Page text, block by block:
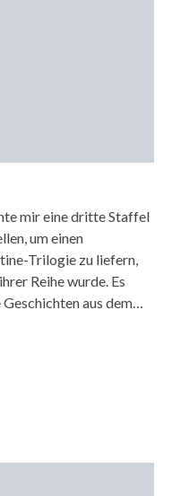
mir eine dritte Staffel
um einen
Trilogie zu liefern,
Reihe wurde. Es
aus dem…